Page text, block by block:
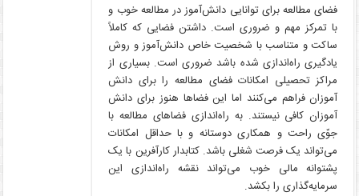
فضای مطالعه برای توانایی دانش‌آموز در مطالعه خوب و
با تمرکز مهم و ضروری است. داشتن فضایی که کاملاً
ساکت و متناسب با شخصیت خاص دانش‌آموز و روش
یادگیری راه‌اندازی شده باشد ضروری است. بسیاری از
مراکز تحصیلی امکانات فضای مطالعه را برای دانش
آموزان فراهم می‌کنند اما این فضاها هنوز برای دانش
آموزان کافی نیستند. به راه‌اندازی فضاهای مطالعه با
جوّی راحت و همکاری دوستانه و با حداقل امکانات
می‌تواند یک فرصت شغلی باشد. کتابدار کارآفرین با یک
پشتوانه مالی خوب می‌تواند نقشه راه‌اندازی این
سرمایه‌گذاری را بکشد.